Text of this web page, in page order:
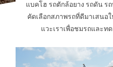
แบคโฮ รถตักล้อยาง รถดัน
คัดเลือกสภาพรถที่ดีมาเสนอ
แวะเราเพื่อชมรถและท